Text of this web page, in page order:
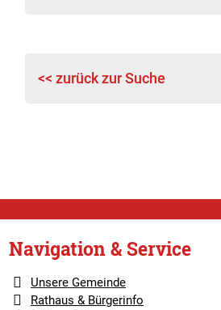
<< zurück zur Suche
Navigation & Service
Unsere Gemeinde
Rathaus & Bürgerinfo